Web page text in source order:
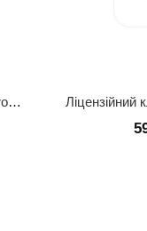
Ліцензійний ключ CinemaDNG & Apple ProRes Activation Key